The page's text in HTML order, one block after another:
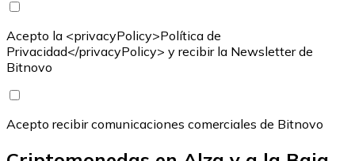
Acepto la <privacyPolicy>Política de
Privacidad</privacyPolicy> y recibir la Newsletter de
Bitnovo
Acepto recibir comunicaciones comerciales de Bitnovo